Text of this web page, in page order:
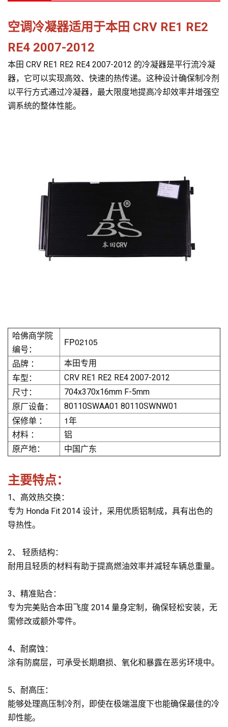
空调冷凝器适用于本田 CRV RE1 RE2
RE4 2007-2012
本田 CRV RE1 RE2 RE4 2007-2012 的冷凝器是平行流冷凝
器，它可以实现高效、快速的热传递。这种设计确保制冷剂
以平行方式通过冷凝器，最大限度地提高冷却效率并增强空
调系统的整体性能。
哈佛商学院
编号：
FP02105
品牌 ：
本田专用
车型： CRV RE1 RE2 RE4 2007-2012
尺寸： 704x370x16mm F-5mm
原厂设备： 80110SWAA01 80110SWNW01
保修单 ： 1年
材料 ：
铝
原产地：
中国广东
主要特点：
1、 高效热交换：
专为 Honda Fit 2014 设计，采用优质铝制成，具有出色的
导热性。
2、 轻质结构：
耐用且轻质的材料有助于提高燃油效率并减轻车辆总重量。
3、精准贴合：
专为完美贴合本田飞度 2014 量身定制，确保轻松安装，无
需修改或额外零件。
4、耐腐蚀：
涂有防腐层，可承受长期磨损、氧化和暴露在恶劣环境中。
5、耐高压：
能够处理高压制冷剂，即使在极端温度下也能确保最佳的冷
却性能。